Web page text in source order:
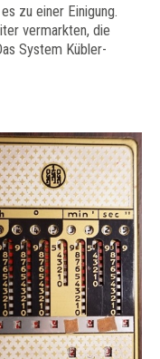
zu einer Einigung.
vermarkten, die
System Kübler-